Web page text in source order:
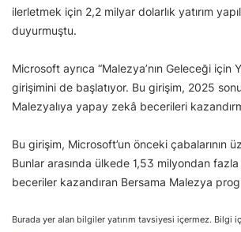
ilerletmek için 2,2 milyar dolarlık yatırım
duyurmuştu.
Microsoft ayrıca “Malezya’nın Geleceği için
girişimini de başlatıyor. Bu girişim, 2025
Malezyalıya yapay zekâ becerileri
Bu girişim, Microsoft’un önceki çabalarının
Bunlar arasında ülkede 1,53 milyondan
beceriler kazandıran Bersama Malezya
Burada yer alan bilgiler yatırım tavsiyesi içermez. Bilgi